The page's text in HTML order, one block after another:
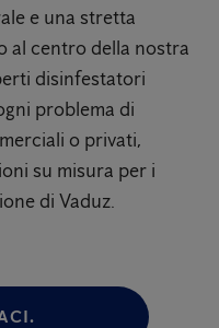
e una stretta
al centro della nostra
disinfestatori
problema di
o privati,
su misura per i
di Vaduz.